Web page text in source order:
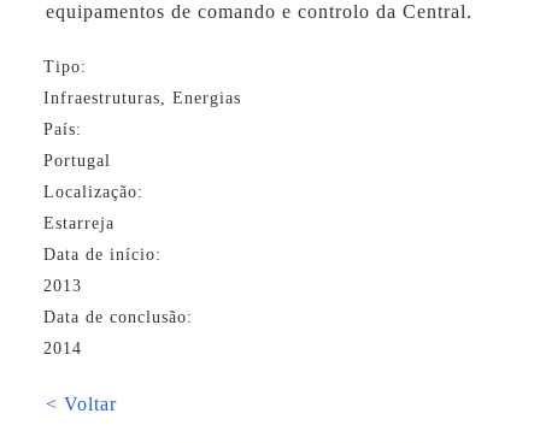
equipamentos de comando e controlo da Central.
Tipo:
Infraestruturas, Energias
País:
Portugal
Localização:
Estarreja
Data de início:
2013
Data de conclusão:
2014
< Voltar